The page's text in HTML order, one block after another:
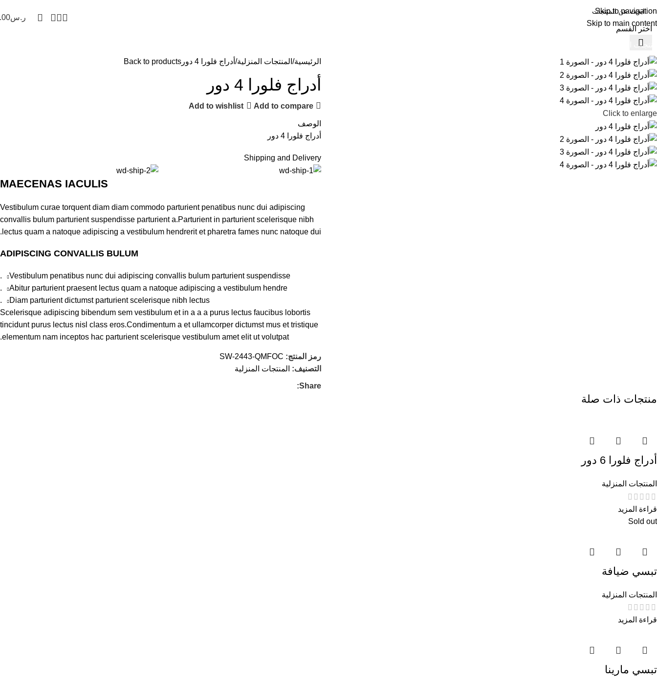
Skip to navigation
Skip to main content
اختر القسم
ر.س
المنزلية
Click to enlarge
الرئيسية المنتجات المنزلية أدراج فلورا 4 دور Back to products
أدراج فلورا 4 دور
Add to compare
Add to wishlist
الوصف
أدراج فلورا 4 دور
Shipping and Delivery
MAECENAS IACULIS
Vestibulum curae torquent diam diam commodo parturient penatibus nunc dui adipiscing
convallis bulum parturient suspendisse parturient a.Parturient in parturient scelerisque nibh
lectus quam a natoque adipiscing a vestibulum hendrerit et pharetra fames nunc natoque dui.
ADIPISCING CONVALLIS BULUM
Vestibulum penatibus nunc dui adipiscing convallis bulum parturient suspendisse.
Abitur parturient praesent lectus quam a natoque adipiscing a vestibulum hendre.
Diam parturient dictumst parturient scelerisque nibh lectus.
Scelerisque adipiscing bibendum sem vestibulum et in a a a purus lectus faucibus lobortis
tincidunt purus lectus nisl class eros.Condimentum a et ullamcorper dictumst mus et tristique
elementum nam inceptos hac parturient scelerisque vestibulum amet elit ut volutpat.
رمز المنتج: SW-2443-QMFOC
التصنيف: المنتجات المنزلية
Share:
منتجات ذات صلة
أدراج فلورا 6 دور
المنتجات المنزلية
قراءة المزيد
Sold out
تبسي ضيافة
المنتجات المنزلية
قراءة المزيد
تبسي مارينا